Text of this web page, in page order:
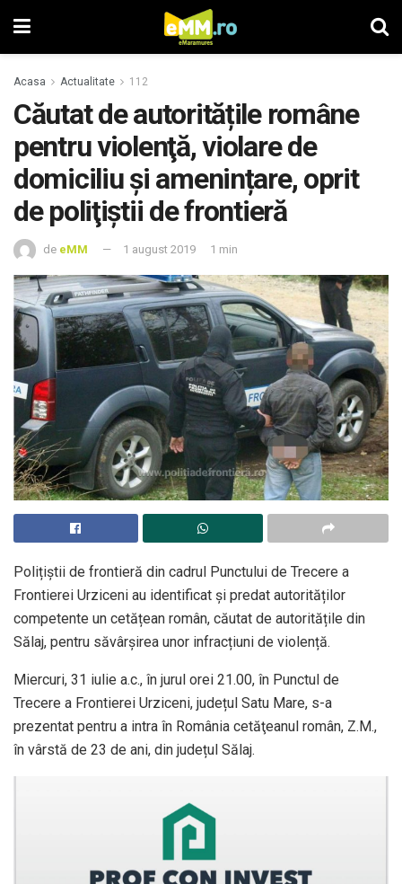
Acasa Actualitate 112
Căutat de autoritățile române
pentru violenţă, violare de
domiciliu și amenințare, oprit
de poliţiştii de frontieră
de eMM 1 august 2019 1 min
Polițiștii de frontieră din cadrul Punctului de Trecere a
Frontierei Urziceni au identificat și predat autorităților
competente un cetățean român, căutat de autoritățile din
Sălaj, pentru săvârșirea unor infracțiuni de violență.
Miercuri, 31 iulie a.c., în jurul orei 21.00, în Punctul de
Trecere a Frontierei Urziceni, județul Satu Mare, s-a
prezentat pentru a intra în România cetăţeanul român, Z.M.,
în vârstă de 23 de ani, din județul Sălaj.